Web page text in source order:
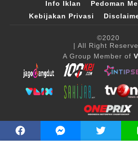
Info Iklan
Pedoman
Kebijakan Privasi
©2020
| All Right
A Group Member of